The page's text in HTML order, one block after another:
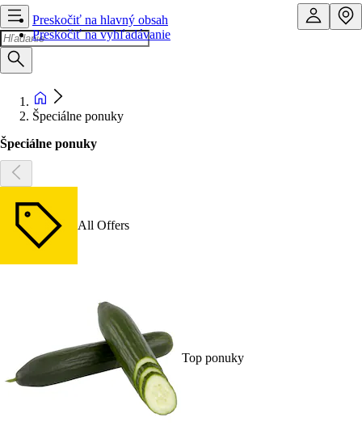
Preskočiť na hlavný obsah
Preskočiť na vyhľadávanie
Špeciálne ponuky
Špeciálne ponuky
All Offers
Top ponuky